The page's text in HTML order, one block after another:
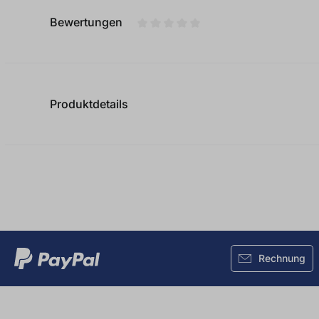
Bewertungen
Produktdetails
Rechnung